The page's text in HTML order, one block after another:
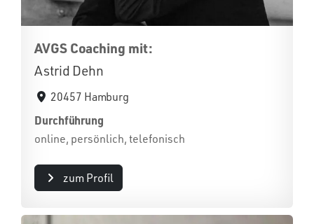
AVGS Coaching mit:
Astrid Dehn
20457 Hamburg
Durchführung
online, persönlich, telefonisch
zum Profil